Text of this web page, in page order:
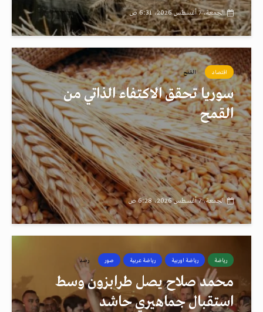
الجمعة، 7 أغسطس 2026، 6:31 ص
اقتصاد القمح
سوريا تحقق الاكتفاء الذاتي من
القمح
الجمعة، 7 أغسطس 2026، 6:28 ص
رياضة رياضة اوربية رياضة عربية صور رصد
محمد صلاح يصل طرابزون وسط
استقبال جماهيري حاشد